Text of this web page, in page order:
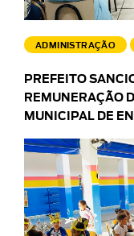
ADMINISTRAÇÃO
PREFEITO
REMUNERAÇÃO
MUNICIPAL DE